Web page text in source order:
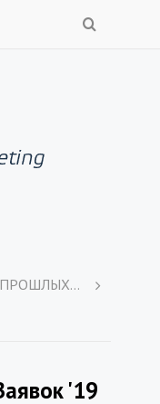
ЛЕТ
'19